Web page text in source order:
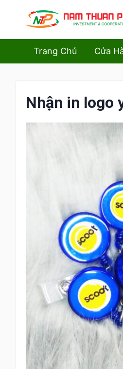
Trang Chủ Cửa
Nhận in logo